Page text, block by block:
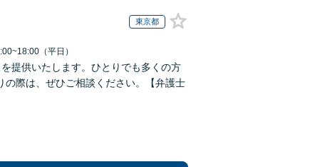
東京都
（平日）
提供いたします。ひとりでも多くの方
際は、ぜひご相談ください。【弁護士